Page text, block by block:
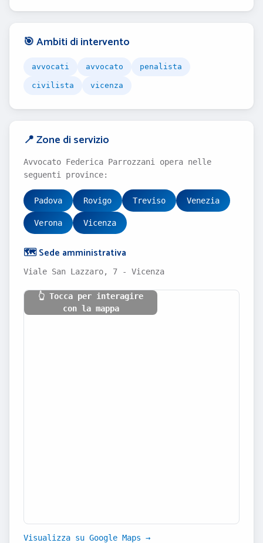
🎯 Ambiti di intervento
avvocati avvocato penalista
civilista vicenza
📍 Zone di servizio
Avvocato Federica Parrozzani opera nelle
seguenti province:
Padova Rovigo Treviso Venezia
Verona Vicenza
🗺️ Sede amministrativa
Viale San Lazzaro, 7 - Vicenza
👆 Tocca per interagire
con la mappa
Visualizza su Google Maps →